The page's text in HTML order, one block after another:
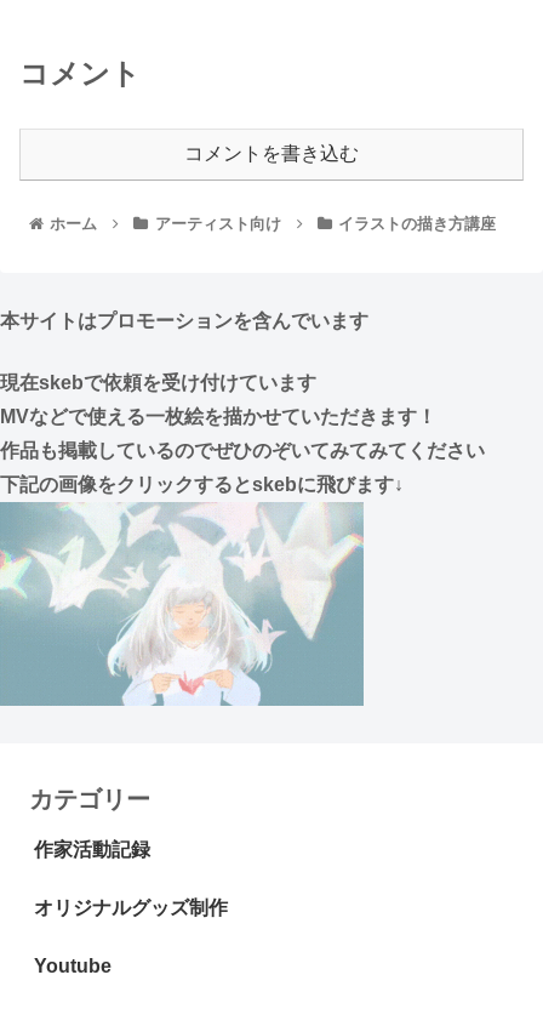
コメント
コメントを書き込む
ホーム アーティスト向け イラストの描き方講座
本サイトはプロモーションを含んでいます
現在skebで依頼を受け付けています
MVなどで使える一枚絵を描かせていただきます！
作品も掲載しているのでぜひのぞいてみてみてください
下記の画像をクリックするとskebに飛びます↓
カテゴリー
作家活動記録
オリジナルグッズ制作
Youtube